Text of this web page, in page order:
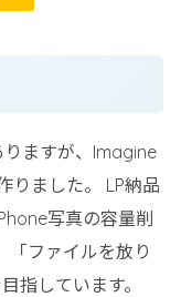
ますが、Imagine
りました。 LP納品
写真の容量削
「ファイルを放り
指しています。